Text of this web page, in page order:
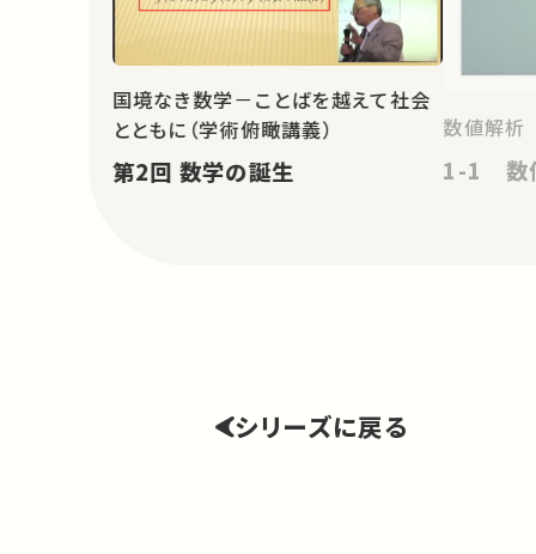
国境なき数学－ことばを越えて社会
とともに（学術俯瞰講義）
第2回 数学の誕生
数値解析
1-1 数
シリーズに戻る